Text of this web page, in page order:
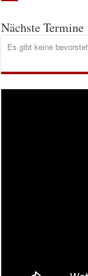
Nächste Termine
Es gibt keine